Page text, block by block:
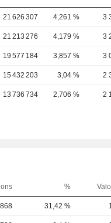
21 626 307 4,261 % 3
21 213 276 4,179 % 3
19 577 184 3,857 % 3
15 432 203 3,04 % 2
13 736 734 2,706 % 2
%
31,42 %